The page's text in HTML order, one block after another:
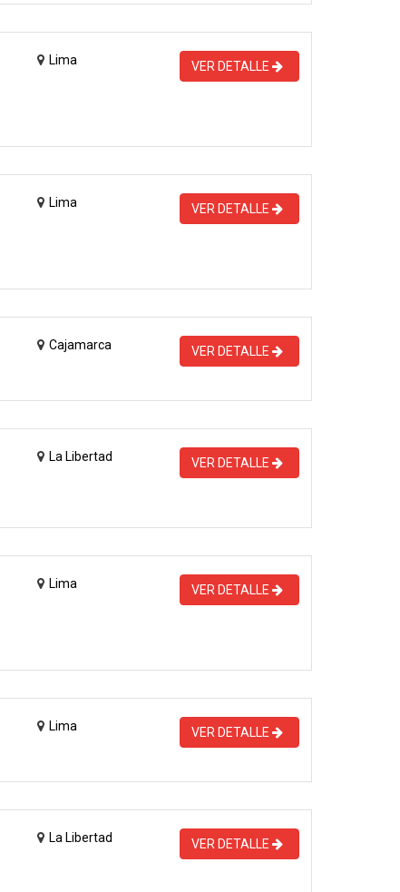
Lima VER DETALLE
Lima VER DETALLE
Cajamarca VER DETALLE
La Libertad VER DETALLE
Lima VER DETALLE
Lima VER DETALLE
La Libertad VER DETALLE